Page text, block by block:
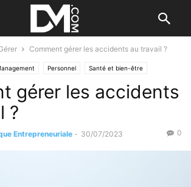
Comment gérer les accidents au travail ?
Personnel Santé et bien-être
gérer les accidents
?
Entrepreneuriale - 30/07/2023 0